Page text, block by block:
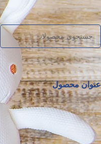
عنوان محصول
برند